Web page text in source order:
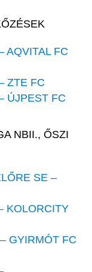
AQVITAL FC
ZTE FC
ÚJPEST FC
NBII., ŐSZI
SE –
KOLORCITY
GYIRMÓT FC